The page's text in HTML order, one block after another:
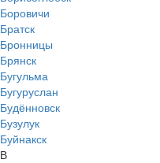
Боровичи
Братск
Бронницы
Брянск
Бугульма
Бугуруслан
Будённовск
Бузулук
Буйнакск
В